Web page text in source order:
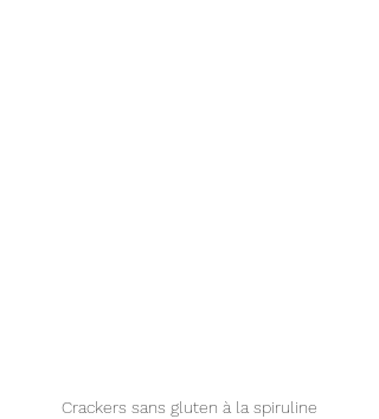
Crackers sans gluten à la spiruline